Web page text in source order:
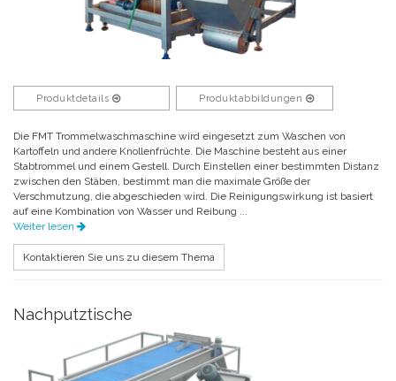
Produktdetails Produktabbildungen
Die FMT Trommelwaschmaschine wird eingesetzt zum Waschen von
Kartoffeln und andere Knollenfrüchte. Die Maschine besteht aus einer
Stabtrommel und einem Gestell. Durch Einstellen einer bestimmten Distanz
zwischen den Stäben, bestimmt man die maximale Größe der
Verschmutzung, die abgeschieden wird. Die Reinigungswirkung ist basiert
auf eine Kombination von Wasser und Reibung ...
Weiter lesen
Kontaktieren Sie uns zu diesem Thema
Nachputztische